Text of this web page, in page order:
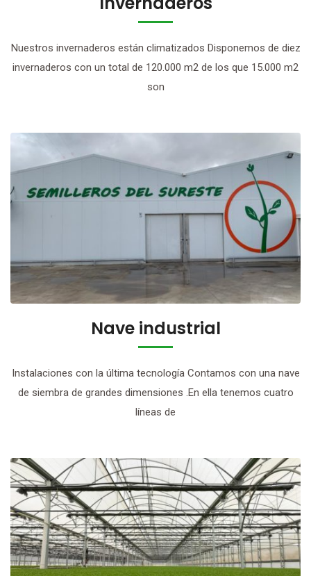
Nuestros invernaderos están climatizados Disponemos de diez
invernaderos con un total de 120.000 m2 de los que 15.000 m2
son
Nave industrial
Instalaciones con la última tecnología Contamos con una nave
de siembra de grandes dimensiones .En ella tenemos cuatro
líneas de